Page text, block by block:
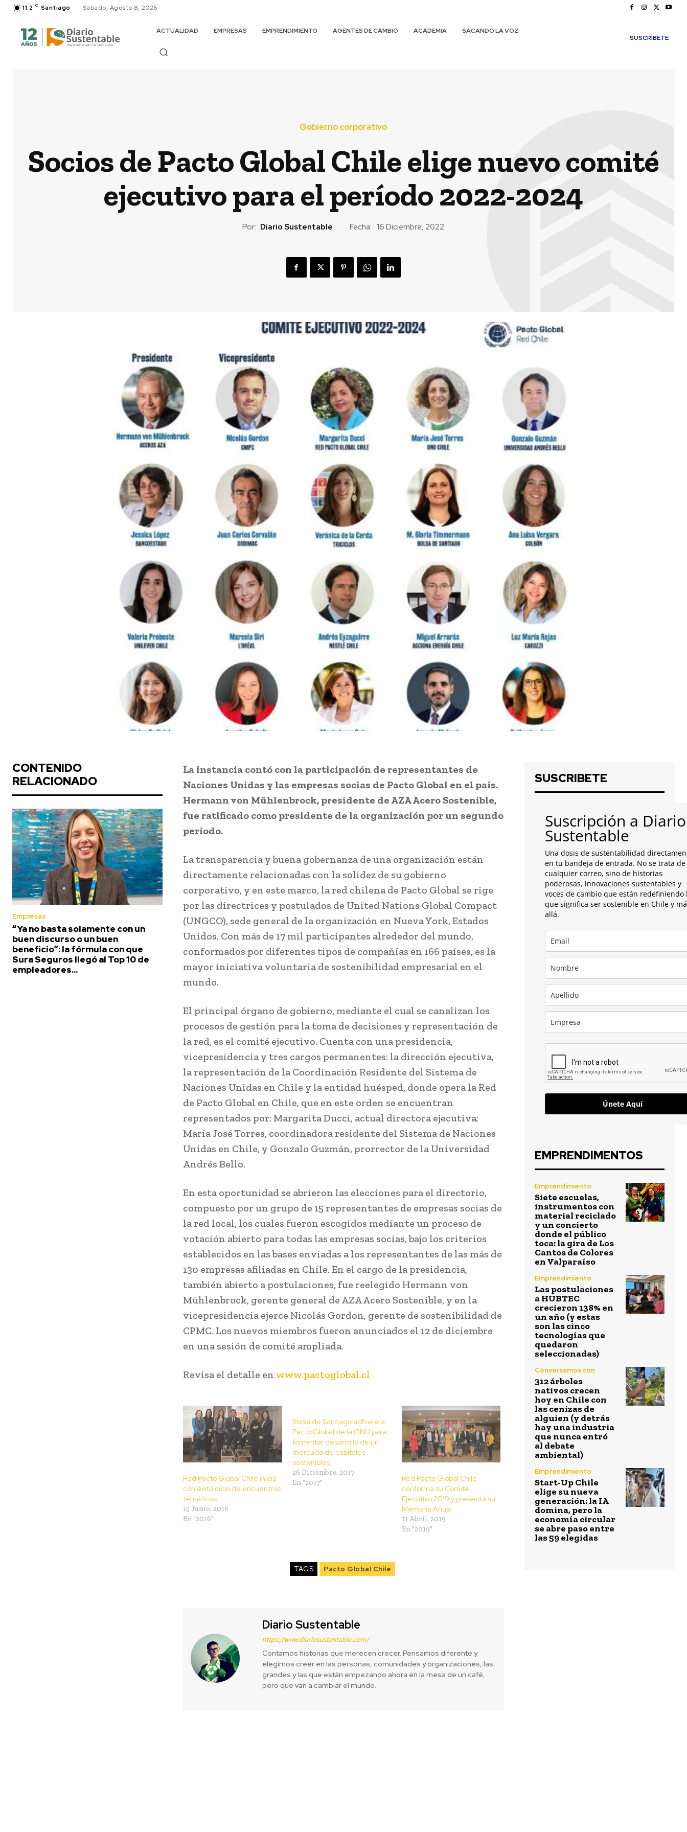
11.2 C Santiago Sábado, Agosto 8, 2026
ACTUALIDAD EMPRESAS EMPRENDIMIENTO AGENTES DE CAMBIO ACADEMIA
SACANDO LA VOZ
SUSCRÍBETE
Gobierno corporativo
Socios de Pacto Global Chile elige nuevo comité
ejecutivo para el período 2022-2024
Por: Diario Sustentable Fecha: 16 Diciembre, 2022
CONTENIDO
RELACIONADO
Empresas
“Ya no basta solamente con un
buen discurso o un buen
beneficio”: la fórmula con que
Sura Seguros llegó al Top 10 de
empleadores...
La instancia contó con la participación de representantes de
Naciones Unidas y las empresas socias de Pacto Global en el país.
Hermann von Mühlenbrock, presidente de AZA Acero Sostenible,
fue ratificado como presidente de la organización por un segundo
período.
La transparencia y buena gobernanza de una organización están
directamente relacionadas con la solidez de su gobierno
corporativo, y en este marco, la red chilena de Pacto Global se rige
por las directrices y postulados de United Nations Global Compact
(UNGCO), sede general de la organización en Nueva York, Estados
Unidos. Con más de 17 mil participantes alrededor del mundo,
conformados por diferentes tipos de compañías en 166 países, es la
mayor iniciativa voluntaria de sostenibilidad empresarial en el
mundo.
El principal órgano de gobierno, mediante el cual se canalizan los
procesos de gestión para la toma de decisiones y representación de
la red, es el comité ejecutivo. Cuenta con una presidencia,
vicepresidencia y tres cargos permanentes: la dirección ejecutiva,
la representación de la Coordinación Residente del Sistema de
Naciones Unidas en Chile y la entidad huésped, donde opera la Red
de Pacto Global en Chile, que en este orden se encuentran
representados por: Margarita Ducci, actual directora ejecutiva;
María José Torres, coordinadora residente del Sistema de Naciones
Unidas en Chile, y Gonzalo Guzmán, prorrector de la Universidad
Andrés Bello.
En esta oportunidad se abrieron las elecciones para el directorio,
compuesto por un grupo de 15 representantes de empresas socias de
la red local, los cuales fueron escogidos mediante un proceso de
votación abierto para todas las empresas socias, bajo los criterios
establecidos en las bases enviadas a los representantes de las más de
130 empresas afiliadas en Chile. En el cargo de la presidencia,
también abierto a postulaciones, fue reelegido Hermann von
Mühlenbrock, gerente general de AZA Acero Sostenible, y en la
vicepresidencia ejerce Nicolás Gordon, gerente de sostenibilidad de
CPMC. Los nuevos miembros fueron anunciados el 12 de diciembre
en una sesión de comité ampliada.
Revisa el detalle en www.pactoglobal.cl
Red Pacto Global Chile inicia
con éxito ciclo de encuentros
temáticos
15 Junio, 2016
En "2016"
Bolsa de Santiago adhiere a
Pacto Global de la ONU para
fomentar desarrollo de un
mercado de capitales
sostenibles
26 Diciembre, 2017
En "2017"
Red Pacto Global Chile
conforma su Comité
Ejecutivo 2019 y presenta su
Memoria Anual
11 Abril, 2019
En "2019"
TAGS Pacto Global Chile
Diario Sustentable
https://www.diariosustentable.com/
Contamos historias que merecen crecer. Pensamos diferente y
elegimos creer en las personas, comunidades y organizaciones, las
grandes y las que están empezando ahora en la mesa de un café,
pero que van a cambiar el mundo.
SUSCRIBETE
Suscripción a Diario
Sustentable
Una dosis de sustentabilidad
en tu bandeja de entrada. No se trata de
cualquier correo, sino de historias
poderosas, innovaciones sustentables y
voces de cambio que están redefiniendo
que significa ser sostenible en Chile y
allá.
Únete Aquí
EMPRENDIMENTOS
Emprendimiento
Siete escuelas,
instrumentos con
material reciclado
y un concierto
donde el público
toca: la gira de Los
Cantos de Colores
en Valparaíso
Emprendimiento
Las postulaciones
a HUBTEC
crecieron 138% en
un año (y estas
son las cinco
tecnologías que
quedaron
seleccionadas)
Conversamos con
312 árboles
nativos crecen
hoy en Chile con
las cenizas de
alguien (y detrás
hay una industria
que nunca entró
al debate
ambiental)
Emprendimiento
Start-Up Chile
elige su nueva
generación: la IA
domina, pero la
economía circular
se abre paso entre
las 59 elegidas